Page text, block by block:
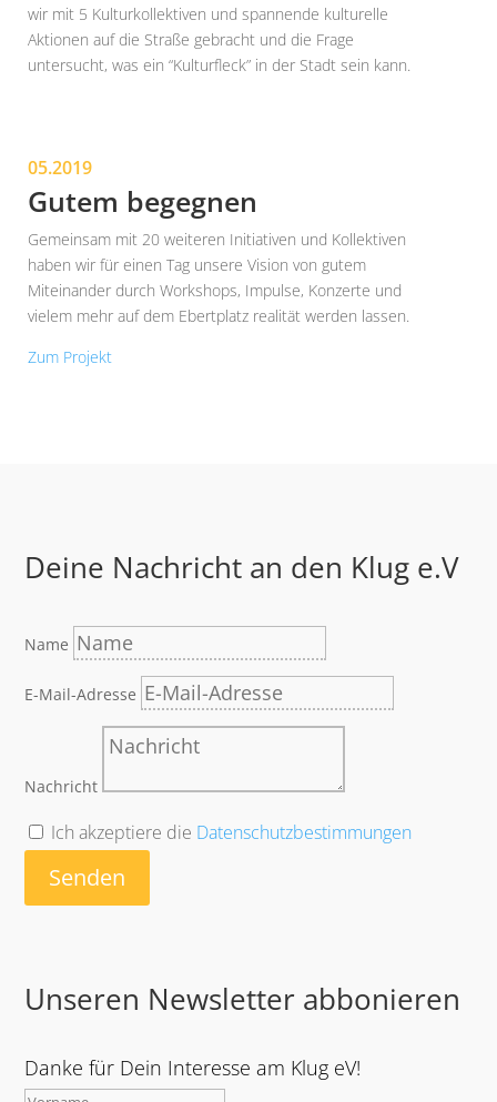
wir mit 5 Kulturkollektiven und spannende kulturelle
Aktionen auf die Straße gebracht und die Frage
untersucht, was ein “Kulturfleck” in der Stadt sein kann.
05.2019
Gutem begegnen
Gemeinsam mit 20 weiteren Initiativen und Kollektiven
haben wir für einen Tag unsere Vision von gutem
Miteinander durch Workshops, Impulse, Konzerte und
vielem mehr auf dem Ebertplatz realität werden lassen.
Zum Projekt
Deine Nachricht an den Klug e.V
Name
E-Mail-Adresse
Nachricht
Ich akzeptiere die Datenschutzbestimmungen
Senden
Unseren Newsletter abbonieren
Danke für Dein Interesse am Klug eV!